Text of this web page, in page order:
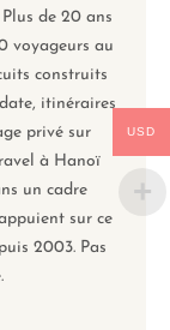
de 20 ans
voyageurs au
construits
itinéraires
privé sur
à Hanoï
un cadre
sur ce
2003. Pas
USD